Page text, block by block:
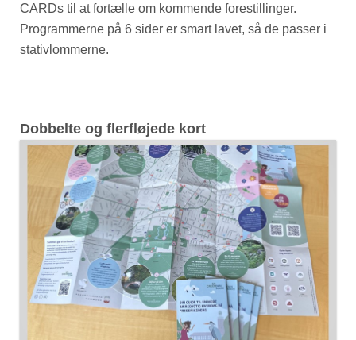
CARDs til at fortælle om kommende forestillinger.
Programmerne på 6 sider er smart lavet, så de passer i
stativlommerne.
Dobbelte og flerfløjede kort